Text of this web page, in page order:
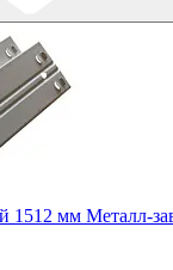
1512 мм Металл-